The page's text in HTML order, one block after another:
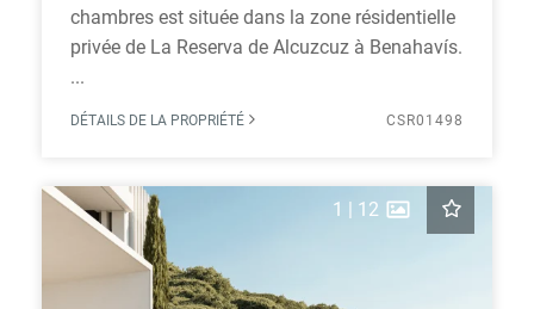
chambres est située dans la zone résidentielle
privée de La Reserva de Alcuzcuz à Benahavís.
...
DÉTAILS DE LA PROPRIÉTÉ CSR01498
1 | 12